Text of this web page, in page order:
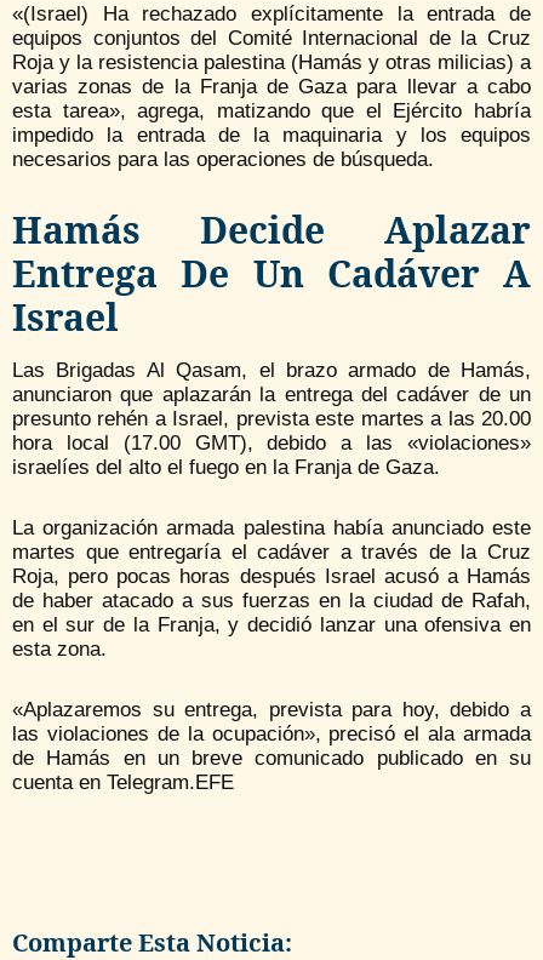
«(Israel) Ha rechazado explícitamente la entrada de
equipos conjuntos del Comité Internacional de la Cruz
Roja y la resistencia palestina (Hamás y otras milicias) a
varias zonas de la Franja de Gaza para llevar a cabo
esta tarea», agrega, matizando que el Ejército habría
impedido la entrada de la maquinaria y los equipos
necesarios para las operaciones de búsqueda.
Hamás Decide Aplazar
Entrega De Un Cadáver A
Israel
Las Brigadas Al Qasam, el brazo armado de Hamás,
anunciaron que aplazarán la entrega del cadáver de un
presunto rehén a Israel, prevista este martes a las 20.00
hora local (17.00 GMT), debido a las «violaciones»
israelíes del alto el fuego en la Franja de Gaza.
La organización armada palestina había anunciado este
martes que entregaría el cadáver a través de la Cruz
Roja, pero pocas horas después Israel acusó a Hamás
de haber atacado a sus fuerzas en la ciudad de Rafah,
en el sur de la Franja, y decidió lanzar una ofensiva en
esta zona.
«Aplazaremos su entrega, prevista para hoy, debido a
las violaciones de la ocupación», precisó el ala armada
de Hamás en un breve comunicado publicado en su
cuenta en Telegram.EFE
Comparte Esta Noticia: